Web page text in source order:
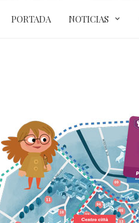
PORTADA NOTICIAS